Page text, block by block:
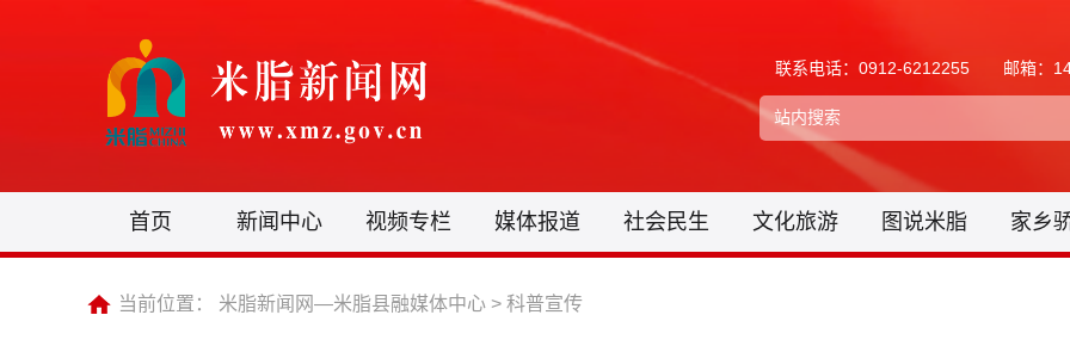
联系电话：0912-6212255 邮箱：
首页 新闻中心 视频专栏 媒体报道 社会民生 文化旅游 图说米脂 家乡
当前位置： 米脂新闻网—米脂县融媒体中心 > 科普宣传